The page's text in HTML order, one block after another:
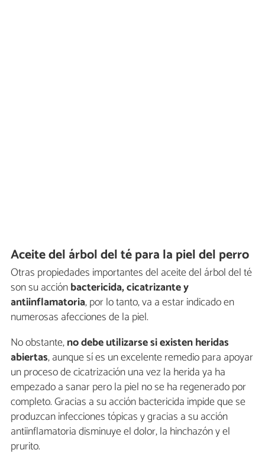
Aceite del árbol del té para la piel del perro
Otras propiedades importantes del aceite del árbol del té
son su acciónbactericida, cicatrizante y
antiinflamatoria, por lo tanto, va a estar indicado en
numerosas afecciones de la piel.
No obstante,no debe utilizarse si existen heridas
abiertas, aunque sí es un excelente remedio para apoyar
un proceso de cicatrización una vez la herida ya ha
empezado a sanar pero la piel no se ha regenerado por
completo. Gracias a su acción bactericida impide que se
produzcan infecciones tópicas y gracias a su acción
antiinflamatoria disminuye el dolor, la hinchazón y el
prurito.